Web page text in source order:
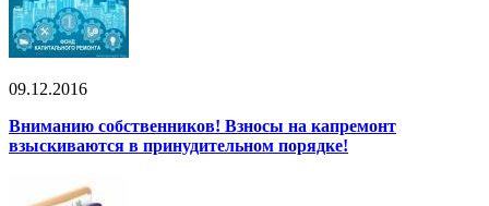
09.12.2016
Вниманию собственников! Взносы на капремонт
взыскиваются в принудительном порядке!